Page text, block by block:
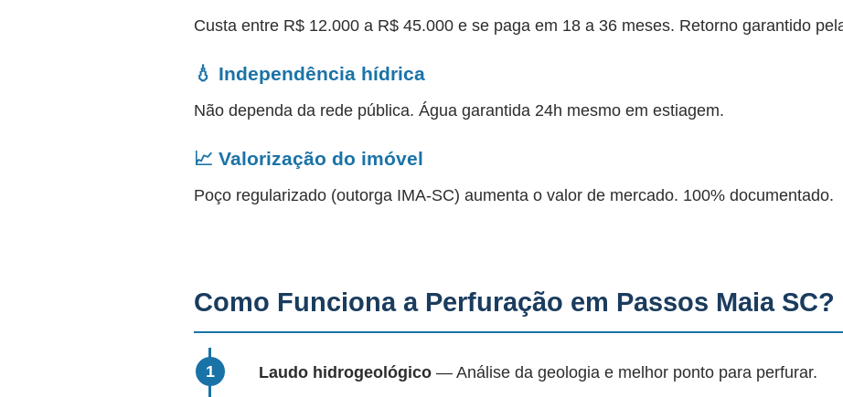
Custa entre R$ 12.000 a R$ 45.000 e se paga em 18 a 36 meses. Retorno garantido
💧 Independência hídrica
Não dependa da rede pública. Água garantida 24h mesmo em estiagem.
📈 Valorização do imóvel
Poço regularizado (outorga IMA-SC) aumenta o valor de mercado. 100% documentado.
Como Funciona a Perfuração em Passos Maia SC?
Laudo hidrogeológico — Análise da geologia e melhor ponto para perfurar.